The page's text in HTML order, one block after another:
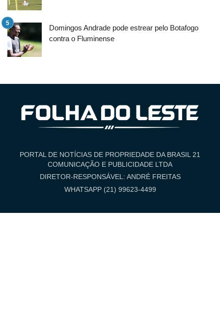
Domingos Andrade pode estrear pelo Botafogo
contra o Fluminense
PORTAL DE NOTÍCIAS DE PROPRIEDADE DA BRASIL 21
COMUNICAÇÃO E PUBLICIDADE LTDA
DIRETOR-RESPONSÁVEL: ANDRÉ FREITAS
WHATSAPP (21) 99623-4499